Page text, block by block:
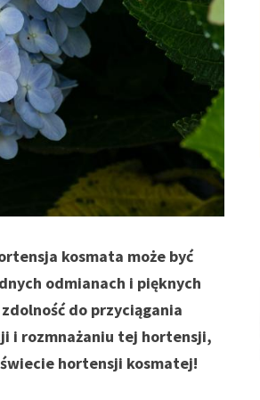
kosmata może być
odmianach i pięknych
do przyciągania
i rozmnażaniu tej hortensji,
hortensji kosmatej!